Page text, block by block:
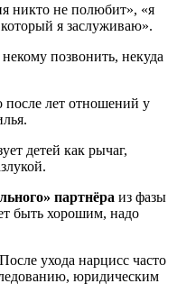
никто не полюбит», «я
я заслуживаю».
позвонить, некуда
после лет отношений у
детей как рычаг,
партнёра из фазы
быть хорошим, надо
После ухода нарцисс часто
юридическим